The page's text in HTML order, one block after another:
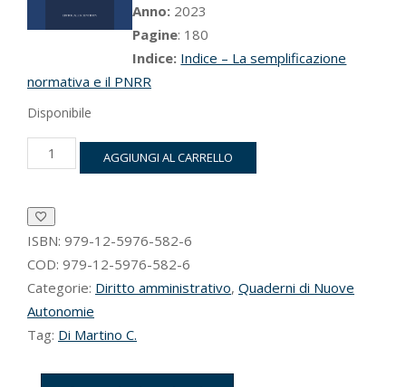
Anno: 2023
Pagine: 180
Indice: Indice – La semplificazione
normativa e il PNRR
Disponibile
semplificazione
il
PNRR
quantità
AGGIUNGI AL CARRELLO
ISBN: 979-12-5976-582-6
COD: 979-12-5976-582-6
Categorie: Diritto amministrativo, Quaderni di Nuove
Autonomie
Tag: Di Martino C.